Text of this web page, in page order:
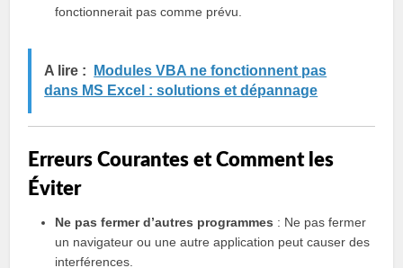
fonctionnerait pas comme prévu.
A lire :
Modules VBA ne fonctionnent pas
dans MS Excel : solutions et dépannage
Erreurs Courantes et Comment les
Éviter
Ne pas fermer d’autres programmes : Ne pas fermer
un navigateur ou une autre application peut causer des
interférences.